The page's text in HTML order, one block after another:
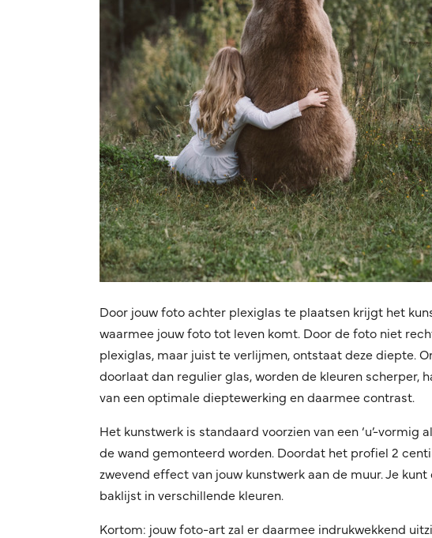
Door jouw foto achter plexiglas te plaatsen krijgt het
waarmee jouw foto tot leven komt. Door de foto niet
plexiglas, maar juist te verlijmen, ontstaat deze diepte.
doorlaat dan regulier glas, worden de kleuren scherper,
van een optimale dieptewerking en daarmee contrast.
Het kunstwerk is standaard voorzien van een ‘u’-vormig
de wand gemonteerd worden. Doordat het profiel 2
zwevend effect van jouw kunstwerk aan de muur. Je
baklijst in verschillende kleuren.
Kortom: jouw foto-art zal er daarmee indrukwekkend